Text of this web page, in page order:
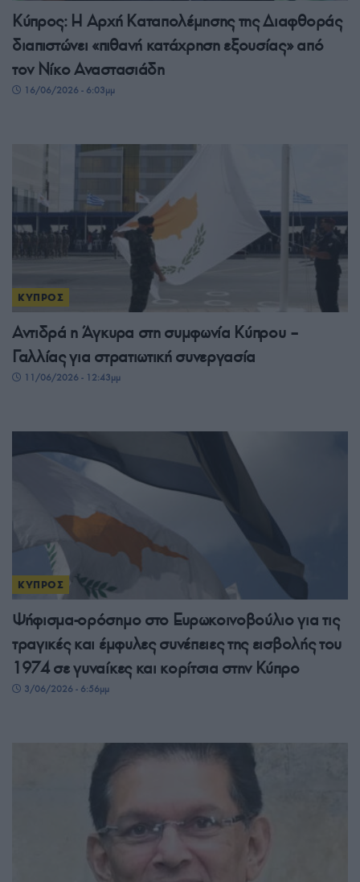
Κύπρος: Η Αρχή Καταπολέμησης της Διαφθοράς
διαπιστώνει «πιθανή κατάχρηση εξουσίας» από
τον Νίκο Αναστασιάδη
16/06/2026 - 6:03μμ
ΚΥΠΡΟΣ
Αντιδρά η Άγκυρα στη συμφωνία Κύπρου –
Γαλλίας για στρατιωτική συνεργασία
11/06/2026 - 12:43μμ
ΚΥΠΡΟΣ
Ψήφισμα-ορόσημο στο Ευρωκοινοβούλιο για τις
τραγικές και έμφυλες συνέπειες της εισβολής του
1974 σε γυναίκες και κορίτσια στην Κύπρο
3/06/2026 - 6:56μμ